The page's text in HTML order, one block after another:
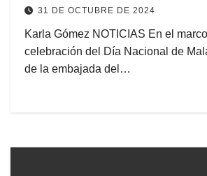
31 DE OCTUBRE DE 2024
Karla Gómez NOTICIAS En el
celebración del Día Nacional de
de la embajada del…